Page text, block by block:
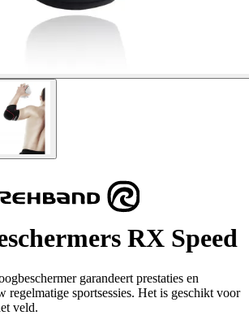
RX Speed
garandeert prestaties en
regelmatige sportsessies. Het is geschikt voor
veld.